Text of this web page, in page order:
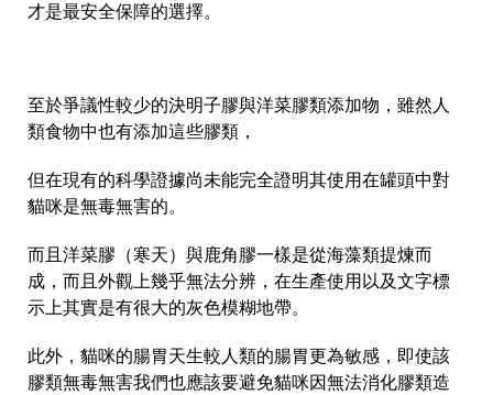
才是最安全保障的選擇。
至於爭議性較少的決明子膠與洋菜膠類添加物，雖然人
類食物中也有添加這些膠類，
但在現有的科學證據尚未能完全證明其使用在罐頭中對
貓咪是無毒無害的。
而且洋菜膠（寒天）與鹿角膠一樣是從海藻類提煉而
成，而且外觀上幾乎無法分辨，在生產使用以及文字標
示上其實是有很大的灰色模糊地帶。
此外，貓咪的腸胃天生較人類的腸胃更為敏感，即使該
膠類無毒無害我們也應該要避免貓咪因無法消化膠類造